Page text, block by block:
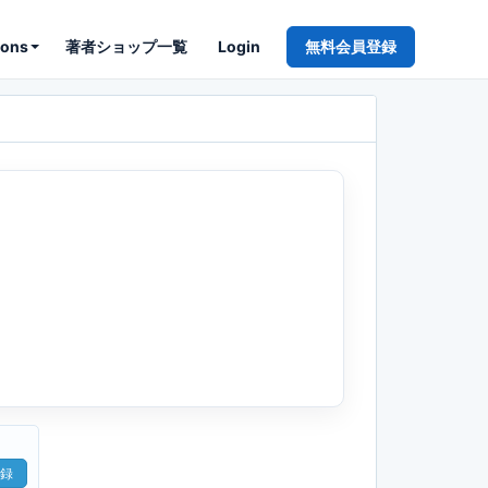
著者ショップ一覧 Login 無料会員登録